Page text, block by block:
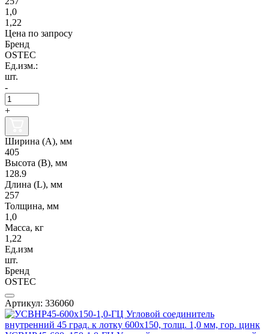
1,0
1,22
Цена по запросу
Бренд
OSTEC
Ед.изм.:
шт.
-
+
Ширина (А), мм
405
Высота (В), мм
128.9
Длина (L), мм
257
Толщина, мм
1,0
Масса, кг
1,22
Ед.изм
шт.
Бренд
OSTEC
Артикул: 336060